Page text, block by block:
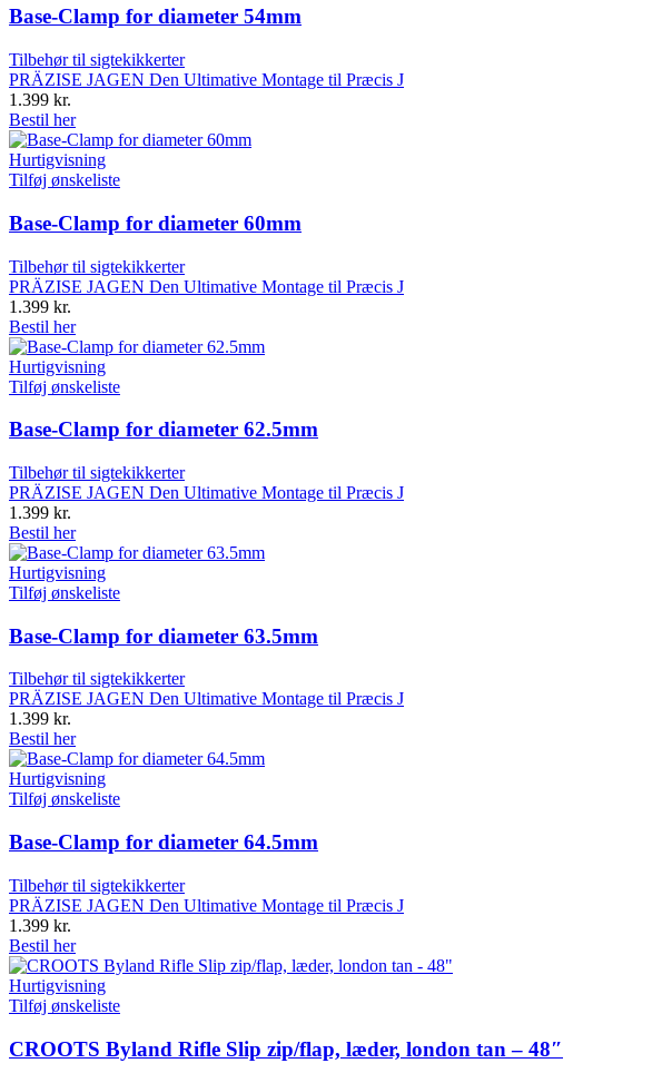
Base-Clamp for diameter 54mm
Tilbehør til sigtekikkerter
PRÄZISE JAGEN Den Ultimative Montage til Præcis J
1.399 kr.
Bestil her
Hurtigvisning
Tilføj ønskeliste
Base-Clamp for diameter 60mm
Tilbehør til sigtekikkerter
PRÄZISE JAGEN Den Ultimative Montage til Præcis J
1.399 kr.
Bestil her
Hurtigvisning
Tilføj ønskeliste
Base-Clamp for diameter 62.5mm
Tilbehør til sigtekikkerter
PRÄZISE JAGEN Den Ultimative Montage til Præcis J
1.399 kr.
Bestil her
Hurtigvisning
Tilføj ønskeliste
Base-Clamp for diameter 63.5mm
Tilbehør til sigtekikkerter
PRÄZISE JAGEN Den Ultimative Montage til Præcis J
1.399 kr.
Bestil her
Hurtigvisning
Tilføj ønskeliste
Base-Clamp for diameter 64.5mm
Tilbehør til sigtekikkerter
PRÄZISE JAGEN Den Ultimative Montage til Præcis J
1.399 kr.
Bestil her
Hurtigvisning
Tilføj ønskeliste
CROOTS Byland Rifle Slip zip/flap, læder, london tan – 48″